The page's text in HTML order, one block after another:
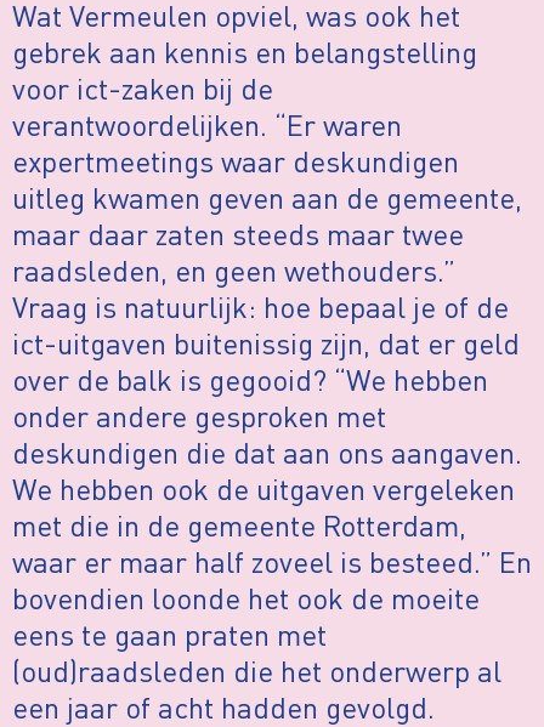
Wat Vermeulen opviel, was ook het
gebrek aan kennis en belangstelling
voor ict-zaken bij de
verantwoordelijken. “Er waren
expertmeetings waar deskundigen
uitleg kwamen geven aan de gemeente,
maar daar zaten steeds maar twee
raadsleden, en geen wethouders.”
Vraag is natuurlijk: hoe bepaal je of de
ict-uitgaven buitenissig zijn, dat er geld
over de balk is gegooid? “We hebben
onder andere gesproken met
deskundigen die dat aan ons aangaven.
We hebben ook de uitgaven vergeleken
met die in de gemeente Rotterdam,
waar er maar half zoveel is besteed.” En
bovendien loonde het ook de moeite
eens te gaan praten met
(oud)raadsleden die het onderwerp al
een jaar of acht hadden gevolgd.